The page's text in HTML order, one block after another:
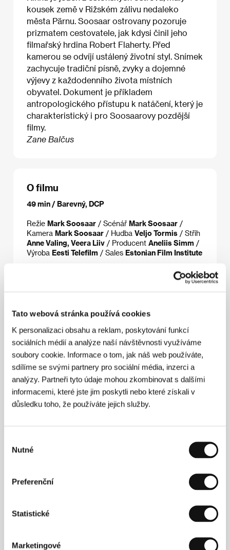
Tato webová stránka používá cookies
K personalizaci obsahu a reklam, poskytování funkcí
sociálních médií a analýze naší návštěvnosti využíváme
soubory cookie. Informace o tom, jak náš web používáte,
sdílíme se svými partnery pro sociální média, inzerci a
analýzy. Partneři tyto údaje mohou zkombinovat s dalšími
informacemi, které jste jim poskytli nebo které získali v
důsledku toho, že používáte jejich služby.
souhlasu
Nutné
Preferenční
Statistické
Marketingové
kousek země v Rižském zálivu nedaleko
města Pärnu. Soosaar ostrovany pozoruje
prizmatem cestovatele, jak kdysi činil jeho
filmařský hrdina Robert Flaherty. Před
kamerou se odvíjí ustálený životní styl. Snímek
zachycuje tradiční písně, zvyky a dojemné
výjevy z každodenního života místních
obyvatel. Dokument je příkladem
antropologického přístupu k natáčení, který je
charakteristický i pro Soosaarovy pozdější
filmy.
Zane Balčus
O filmu
49 min / Barevný, DCP
Režie Mark Soosaar / Scénář Mark Soosaar /
Kamera Mark Soosaar / Hudba Veljo Tormis / Střih
Anne Valing, Veera Liiv / Producent Aneliis Simm /
Výroba Eesti Telefilm / Sales Estonian Film Institute
Mark Soosaar
Kuldtõld
Kihnu mees
Isa, poeg